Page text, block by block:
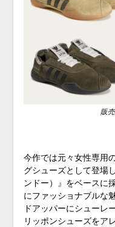
販
今作では元々女性専用
グシューズとして登場
ンドー）』をベースに
にファッショナブルな
ドアッパーにシューレ
リッポンシューズをア